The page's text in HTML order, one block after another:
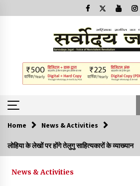
News
Home News & Activities
लोहिया के लेखों पर होंगे तेलुगु साहित्यकारों के व्याख्यान
News & Activities